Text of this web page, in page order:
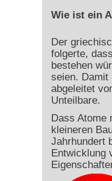
Wie ist ein
Der
folgerte,
bestehen
seien. Damit
abgeleitet
Unteilbare.
Dass Atome
kleineren
Jahrhundert
Entwicklung